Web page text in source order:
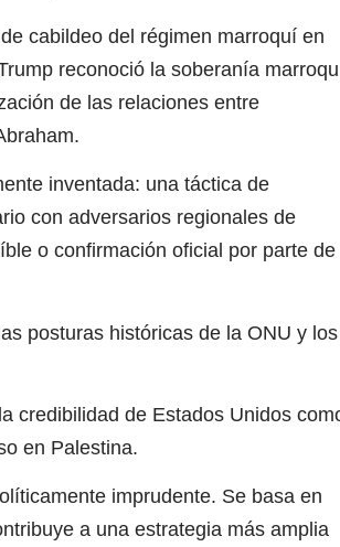
cabildeo del régimen marroquí en
reconoció la soberanía
de las relaciones entre
inventada: una táctica de
con adversarios regionales de
o confirmación oficial por parte de
posturas históricas de la ONU y los
credibilidad de Estados Unidos
en Palestina.
imprudente. Se basa en
a una estrategia más amplia